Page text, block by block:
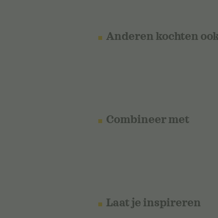
Anderen kochten
Combineer met
Laat je inspireren